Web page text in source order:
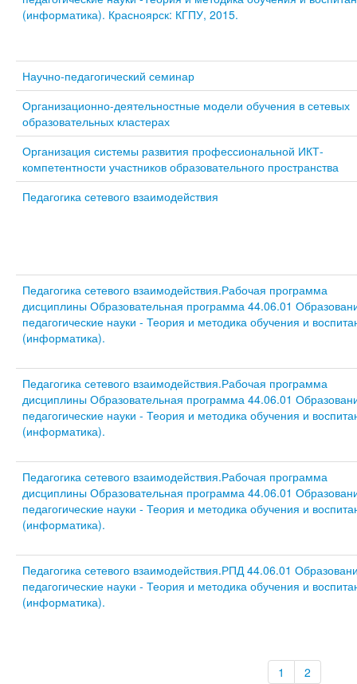
(информатика). Красноярск: КГПУ, 2015.
Научно-педагогический семинар
Организационно-деятельностные модели обучения в сетевых
образовательных кластерах
Организация системы развития профессиональной ИКТ-
компетентности участников образовательного пространства
Педагогика сетевого взаимодействия
Педагогика сетевого взаимодействия.Рабочая программа
дисциплины Образовательная программа 44.06.01
педагогические науки - Теория и методика обучения и
(информатика).
Педагогика сетевого взаимодействия.Рабочая программа
дисциплины Образовательная программа 44.06.01
педагогические науки - Теория и методика обучения и
(информатика).
Педагогика сетевого взаимодействия.Рабочая программа
дисциплины Образовательная программа 44.06.01
педагогические науки - Теория и методика обучения и
(информатика).
Педагогика сетевого взаимодействия.РПД 44.06.01
педагогические науки - Теория и методика обучения и
(информатика).
1 2